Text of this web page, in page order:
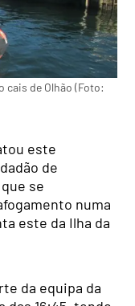
de Olhão (Foto:
este
de
se
numa
este da Ilha da
da equipa da